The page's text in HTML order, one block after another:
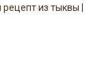
из тыквы |